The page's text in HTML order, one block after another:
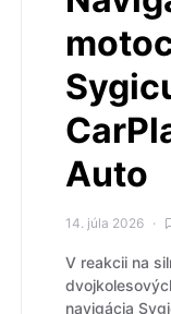
Auto
14. júla 2026
V reakcii na
navigácia